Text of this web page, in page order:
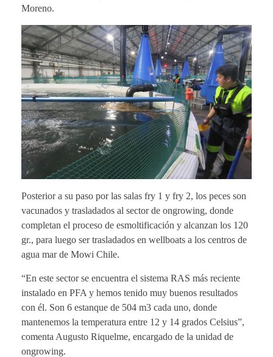
Moreno.
Posterior a su paso por las salas fry 1 y fry 2, los peces son
vacunados y trasladados al sector de ongrowing, donde
completan el proceso de esmoltificación y alcanzan los 120
gr., para luego ser trasladados en wellboats a los centros de
agua mar de Mowi Chile.
“En este sector se encuentra el sistema RAS más reciente
instalado en PFA y hemos tenido muy buenos resultados
con él. Son 6 estanque de 504 m3 cada uno, donde
mantenemos la temperatura entre 12 y 14 grados Celsius”,
comenta Augusto Riquelme, encargado de la unidad de
ongrowing.